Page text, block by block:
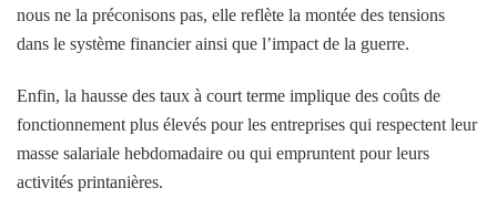
nous ne la préconisons pas, elle reflète la montée des tensions
dans le système financier ainsi que l’impact de la guerre.
Enfin, la hausse des taux à court terme implique des coûts de
fonctionnement plus élevés pour les entreprises qui respectent leur
masse salariale hebdomadaire ou qui empruntent pour leurs
activités printanières.